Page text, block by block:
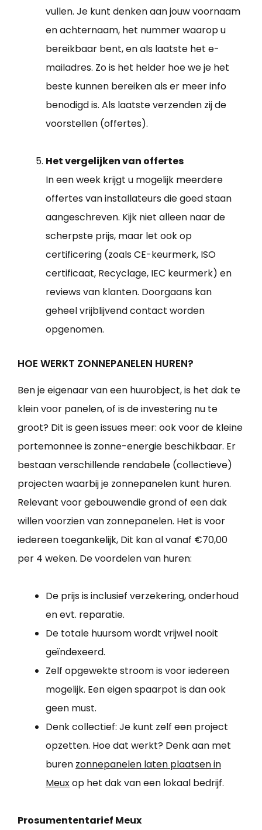
vullen. Je kunt denken aan jouw voornaam
en achternaam, het nummer waarop u
bereikbaar bent, en als laatste het e-
mailadres. Zo is het helder hoe we je het
beste kunnen bereiken als er meer info
benodigd is. Als laatste verzenden zij de
voorstellen (offertes).
Het vergelijken van offertes
In een week krijgt u mogelijk meerdere
offertes van installateurs die goed staan
aangeschreven. Kijk niet alleen naar de
scherpste prijs, maar let ook op
certificering (zoals CE-keurmerk, ISO
certificaat, Recyclage, IEC keurmerk) en
reviews van klanten. Doorgaans kan
geheel vrijblijvend contact worden
opgenomen.
HOE WERKT ZONNEPANELEN HUREN?
Ben je eigenaar van een huurobject, is het dak te
klein voor panelen, of is de investering nu te
groot? Dit is geen issues meer: ook voor de kleine
portemonnee is zonne-energie beschikbaar. Er
bestaan verschillende rendabele (collectieve)
projecten waarbij je zonnepanelen kunt huren.
Relevant voor gebouwendie grond of een dak
willen voorzien van zonnepanelen. Het is voor
iedereen toegankelijk, Dit kan al vanaf €70,00
per 4 weken. De voordelen van huren:
De prijs is inclusief verzekering, onderhoud
en evt. reparatie.
De totale huursom wordt vrijwel nooit
geïndexeerd.
Zelf opgewekte stroom is voor iedereen
mogelijk. Een eigen spaarpot is dan ook
geen must.
Denk collectief: Je kunt zelf een project
opzetten. Hoe dat werkt? Denk aan met
buren zonnepanelen laten plaatsen in
Meuxop het dak van een lokaal bedrijf.
Prosumententarief Meux